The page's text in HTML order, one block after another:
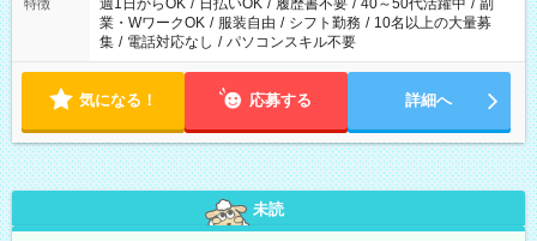
特徴 週1日からOK / 日払いOK / 履歴書不要 / 40～50代活躍中 / 副
業・WワークOK / 服装自由 / シフト勤務 / 10名以上の大量募
集 / 電話対応なし / パソコンスキル不要
気になる！ 応募する 詳細へ
未読